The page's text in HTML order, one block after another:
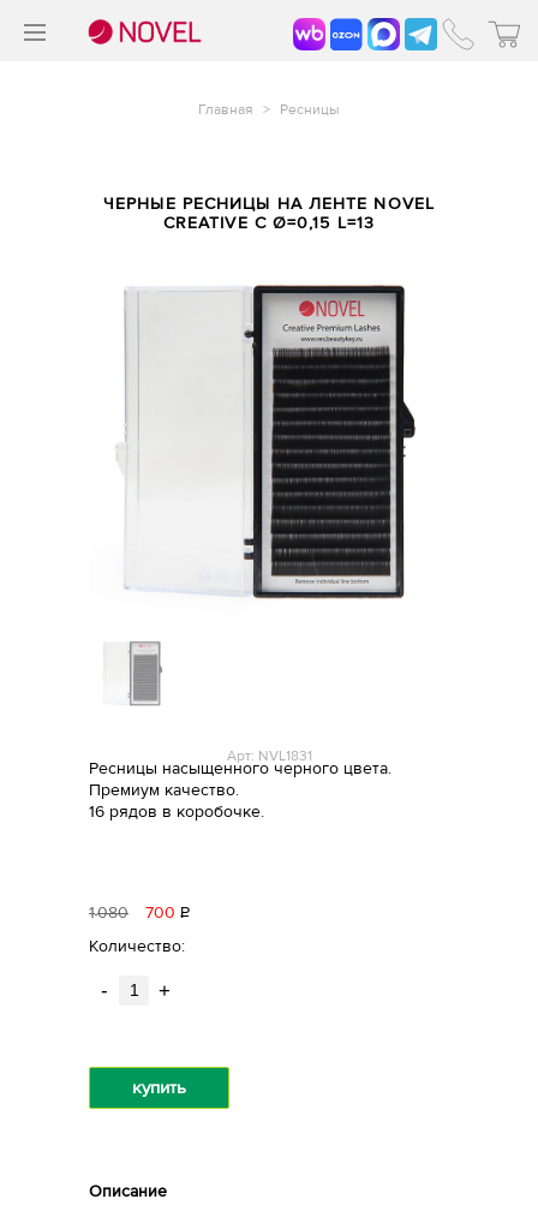
Главная > Ресницы
ЧЕРНЫЕ РЕСНИЦЫ НА ЛЕНТЕ NOVEL
CREATIVE C Ø=0,15 L=13
Арт: NVL1831
Ресницы насыщенного черного цвета.
Премиум качество.
16 рядов в коробочке.
1080 700 Р
Количество:
- +
купить
Описание